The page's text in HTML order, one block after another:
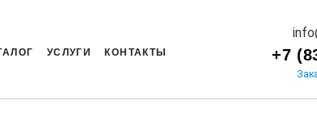
УСЛУГИ КОНТАКТЫ +7